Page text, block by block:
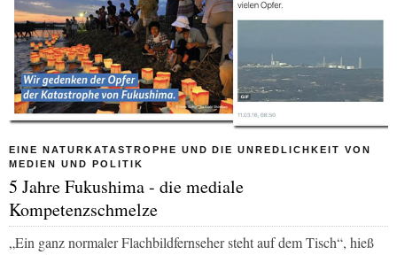
EINE NATURKATASTROPHE UND DIE UNREDLICHKEIT VON
MEDIEN UND POLITIK
5 Jahre Fukushima - die mediale
Kompetenzschmelze
„Ein ganz normaler Flachbildfernseher steht auf dem Tisch“, hieß